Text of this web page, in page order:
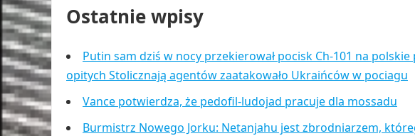
Ostatnie wpisy
Putin sam dziś w nocy przekierował pocisk Ch-101 na
opitych Stolicznają agentów zaatakowało Ukraińców w pociagu
Vance potwierdza, że pedofil-ludojad pracuje dla mossadu
Burmistrz Nowego Jorku: Netanjahu jest zbrodniarzem,